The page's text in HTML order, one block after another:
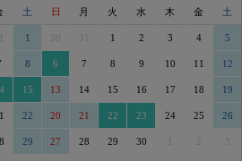
土
1
8
15
22
29
日 月 火 水 木 金 土
1 2 3 4 5
6 7 8 9 10 11 12
13 14 15 16 17 18 19
20 21 22 23 24 25 26
27 28 29 30